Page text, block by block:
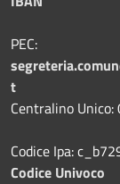
PEC:
t
Centralino
Codice Ipa:
Codice Univoco